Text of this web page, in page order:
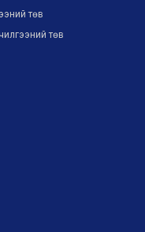
төв
төв